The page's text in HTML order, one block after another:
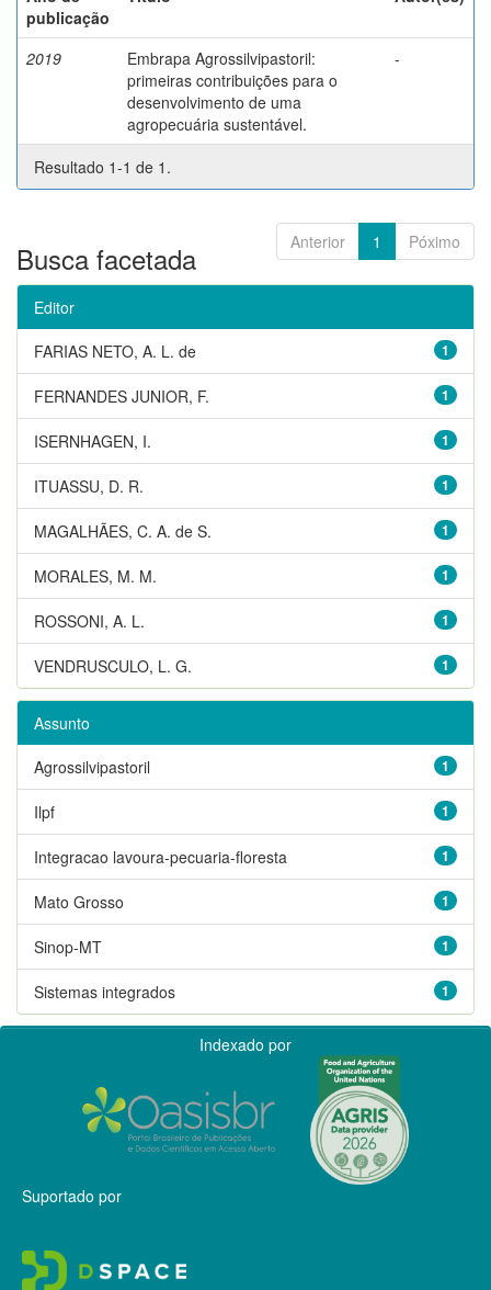
publicação
2019
Embrapa Agrossilvipastoril:
primeiras contribuições para o
desenvolvimento de uma
agropecuária sustentável.
-
Resultado 1-1 de 1.
Anterior 1 Póximo
Busca facetada
Editor
1
FARIAS NETO, A. L. de
1
FERNANDES JUNIOR, F.
1
ISERNHAGEN, I.
1
ITUASSU, D. R.
1
MAGALHÃES, C. A. de S.
1
MORALES, M. M.
1
ROSSONI, A. L.
1
VENDRUSCULO, L. G.
Assunto
1
Agrossilvipastoril
1
Ilpf
1
Integracao lavoura-pecuaria-floresta
1
Mato Grosso
1
Sinop-MT
1
Sistemas integrados
Indexado por
Suportado por